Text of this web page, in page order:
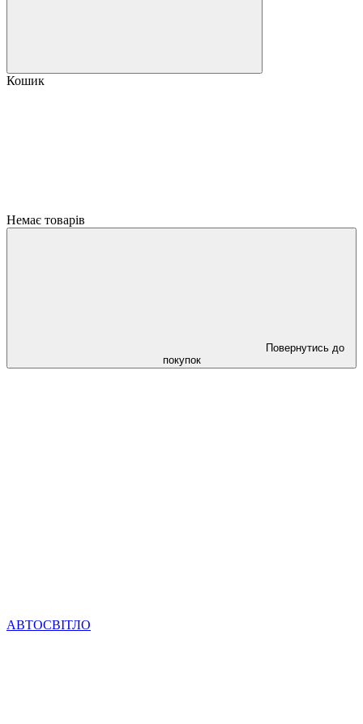
Кошик
Немає товарів
Повернутись до
покупок
АВТОСВІТЛО